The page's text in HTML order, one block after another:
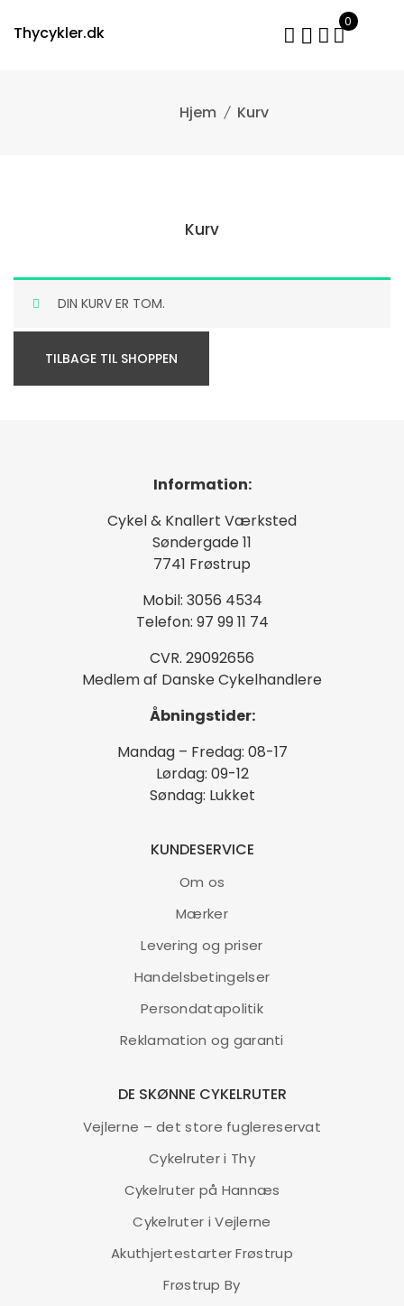
Thycykler.dk
0
Kurv
Kurv
DIN KURV ER TOM.
TILBAGE TIL SHOPPEN
Information:
Cykel & Knallert Værksted
Søndergade 11
7741 Frøstrup
Mobil: 3056 4534
Telefon: 97 99 11 74
CVR. 29092656
Medlem af Danske Cykelhandlere
Åbningstider:
Mandag – Fredag: 08-17
Lørdag: 09-12
Søndag: Lukket
KUNDESERVICE
Om os
Mærker
Levering og priser
Handelsbetingelser
Persondatapolitik
Reklamation og garanti
DE SKØNNE CYKELRUTER
Vejlerne – det store fuglereservat
Cykelruter i Thy
Cykelruter på Hannæs
Cykelruter i Vejlerne
Akuthjertestarter Frøstrup
Frøstrup By